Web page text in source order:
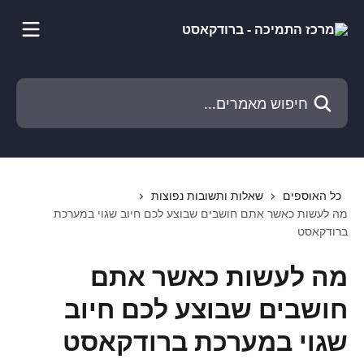
חיפוש מאמרים...
כל האוספים
שאלות ותשובות נפוצות
מה לעשות כאשר אתם חושבים שבוצע לכם חיוב שגוי במערכת
ברודקאסט
מה לעשות כאשר אתם
חושבים שבוצע לכם חיוב
שגוי במערכת ברודקאסט